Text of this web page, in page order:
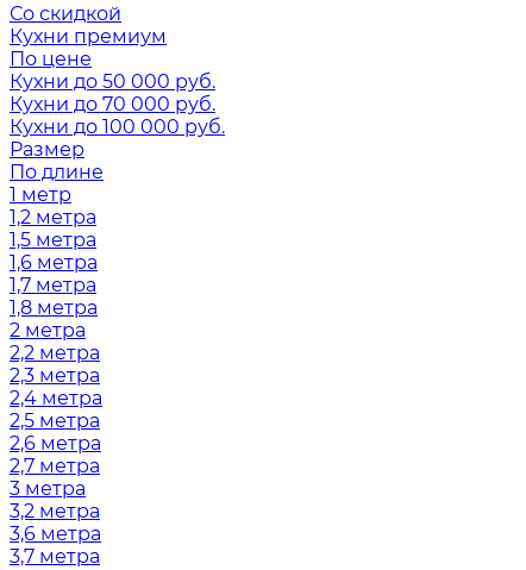
Со скидкой
Кухни премиум
По цене
Кухни до 50 000 руб.
Кухни до 70 000 руб.
Кухни до 100 000 руб.
Размер
По длине
1 метр
1,2 метра
1,5 метра
1,6 метра
1,7 метра
1,8 метра
2 метра
2,2 метра
2,3 метра
2,4 метра
2,5 метра
2,6 метра
2,7 метра
3 метра
3,2 метра
3,6 метра
3,7 метра